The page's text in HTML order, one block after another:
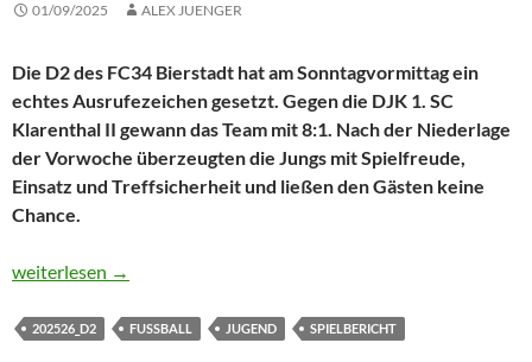
01/09/2025 ALEX JUENGER
Die D2 des FC34 Bierstadt hat am Sonntagvormittag ein
echtes Ausrufezeichen gesetzt. Gegen die DJK 1. SC
Klarenthal II gewann das Team mit 8:1. Nach der Niederlage
der Vorwoche überzeugten die Jungs mit Spielfreude,
Einsatz und Treffsicherheit und ließen den Gästen keine
Chance.
Bierstadts D2 feiert Torfestival gegen Klarenthal
weiterlesen →
202526_D2 FUSSBALL JUGEND SPIELBERICHT